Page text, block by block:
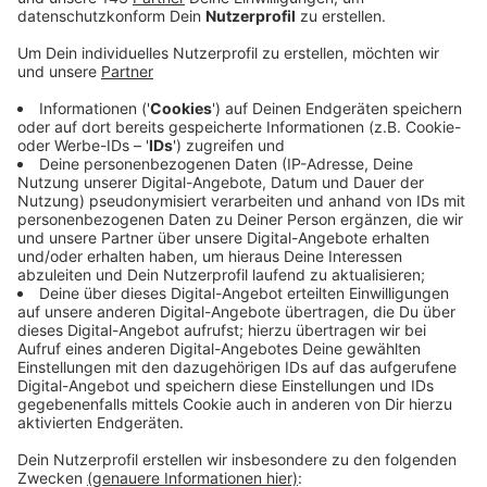
universitären Einrichtungen in Deutschland.
Veröffentlicht:Dienstag, 04.05.2021 17:21
Anzeige
Auch während der Corona-Pandemie habe man den
Qualitätsstandard garantiert und sogar verbessert,
heißt es in einer Mitteilung. So lege man großen Wert
darauf, trotz Corona den Studierenden einen
reibungslosen Studienablauf zu ermöglichen. Vor allem
im Bereich der Zahnmedizin konnte sich die Universität
im Vergleich zum letzten Ranking 2018 weiter
steigern. Hier gab es Bestnoten unter anderem für die
allgemeine Studiensituation und für die Organisation.
Die Ergebnisse für die Humanmedizin liegen weiter